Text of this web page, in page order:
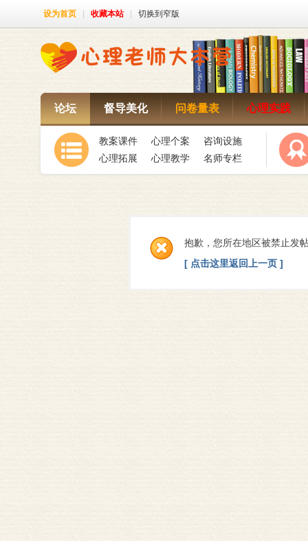
设为首页 收藏本站 切换到窄版
论坛 督导美化 问卷量表 心理实践
教案课件 心理个案
咨询设施
心理拓展
心理教学 名师专栏
抱歉，您所在地区被禁止发
[ 点击这里返回上一页 ]